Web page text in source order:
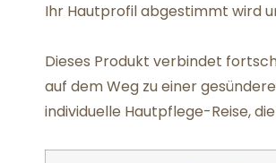
Ihr Hautprofil abgestimmt wird
Dieses Produkt verbindet
auf dem Weg zu einer
individuelle Hautpflege-Reise,